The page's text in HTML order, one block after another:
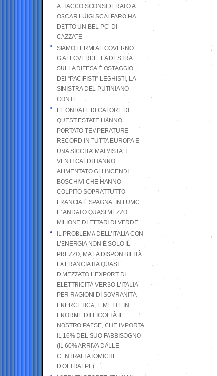
ATTACCO SCONSIDERATO A
OSCAR LUIGI SCALFARO HA
DETTO UN BEL PO’ DI
CAZZATE
SIAMO FERMI AL GOVERNO
GIALLOVERDE: LA DESTRA
SULLA DIFESA È OSTAGGIO
DEI “PACIFISTI” LEGHISTI, LA
SINISTRA DEL PUTINIANO
CONTE
LE ONDATE DI CALORE DI
QUEST’ESTATE HANNO
PORTATO TEMPERATURE
RECORD IN TUTTA EUROPA E
UNA SICCITA’ MAI VISTA. I
VENTI CALDI HANNO
ALIMENTATO GLI INCENDI
BOSCHIVI CHE HANNO
COLPITO SOPRATTUTTO
FRANCIA E SPAGNA: IN FUMO
E’ ANDATO QUASI MEZZO
MILIONE DI ETTARI DI VERDE
IL PROBLEMA DELL’ITALIA CON
L’ENERGIA NON È SOLO IL
PREZZO, MA LA DISPONIBILITÀ.
LA FRANCIA HA QUASI
DIMEZZATO L’EXPORT DI
ELETTRICITÀ VERSO L’ITALIA
PER RAGIONI DI SOVRANITÀ
ENERGETICA, E METTE IN
ENORME DIFFICOLTÀ IL
NOSTRO PAESE, CHE IMPORTA
IL 16% DEL SUO FABBISOGNO
(IL 60% ARRIVA DALLE
CENTRALI ATOMICHE
D’OLTRALPE)